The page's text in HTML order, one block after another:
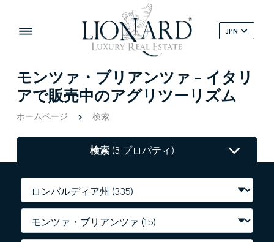
JPN
モンツァ・ブリアンツァ - イタリ
アで販売中のアグリツーリズム
ホームページ 検索
検索(3 プロパティ)